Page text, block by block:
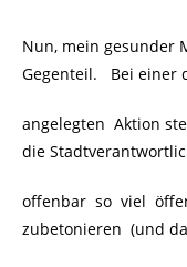
Nun, mein gesunder
Gegenteil. Bei einer
angelegten Aktion
die
offenbar so viel
zubetonieren (und